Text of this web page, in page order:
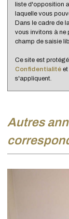
Familles sans
Familles avec
Maisons
Familles avec
liste d'opposition
laquelle vous
Dans le cadre de
vous invitons à ne
champ de saisie
Ce site est
Confidentialité et
s'appliquent.
autres annonces immobilières